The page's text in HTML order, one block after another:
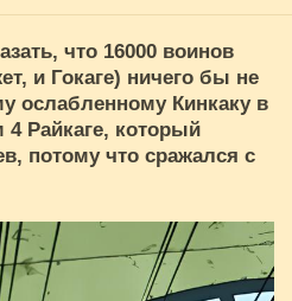
что 16000 воинов
и Гокаге) ничего бы не
ослабленному Кинкаку в
Райкаге, который
потому что сражался с